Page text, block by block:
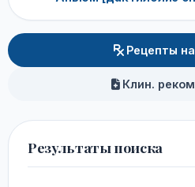
Рецепты
Клин.
Результаты поиска